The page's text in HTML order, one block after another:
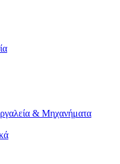
& Μηχανήματα